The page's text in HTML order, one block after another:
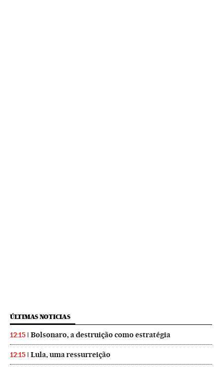
ÚLTIMAS NOTICIAS
12:15 Bolsonaro, a destruição como estratégia
12:15 Lula, uma ressurreição